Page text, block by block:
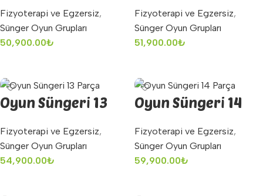
Fizyoterapi ve Egzersiz,
Sünger Oyun Grupları
50,900.00₺
Fizyoterapi ve Egzersiz,
Sünger Oyun Grupları
51,900.00₺
Oyun Süngeri 13
Fizyoterapi ve Egzersiz,
Sünger Oyun Grupları
54,900.00₺
Oyun Süngeri 14
Fizyoterapi ve Egzersiz,
Sünger Oyun Grupları
59,900.00₺